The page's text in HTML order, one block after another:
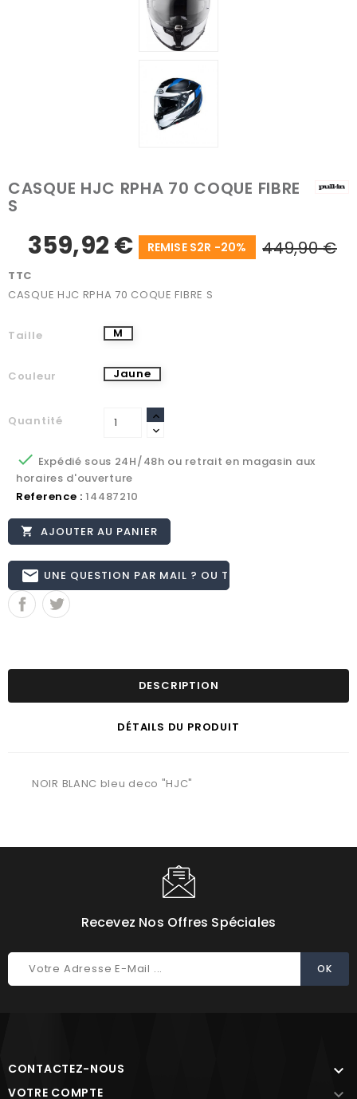
CASQUE HJC RPHA 70 COQUE FIBRE
S
359,92 € REMISE S2R -20% 449,90 €
TTC
CASQUE HJC RPHA 70 COQUE FIBRE S
Taille M
Couleur Jaune
Quantité
 Expédié sous 24H/48h ou retrait en magasin aux
horaires d'ouverture
Reference : 14487210
 AJOUTER AU PANIER
email UNE QUESTION PAR MAIL ? OU TÉL 02.51.62.16.59
DESCRIPTION
DÉTAILS DU PRODUIT
NOIR BLANC bleu deco "HJC"
Recevez Nos Offres Spéciales
CONTACTEZ-NOUS 
VOTRE COMPTE 